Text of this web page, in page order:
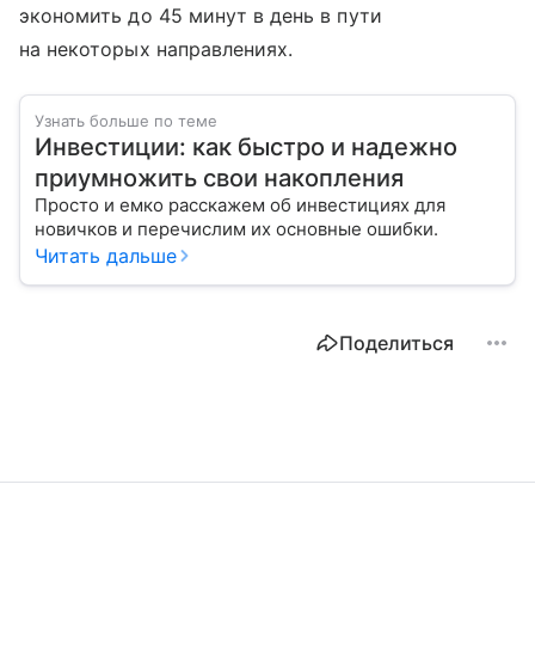
экономить до 45 минут в день в пути
на некоторых направлениях.
Узнать больше по теме
Инвестиции: как быстро и надежно
приумножить свои накопления
Просто и емко расскажем об инвестициях для
новичков и перечислим их основные ошибки.
Читать дальше
Поделиться